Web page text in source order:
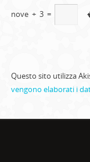
nove + 3 =
Questo sito utilizza
vengono elaborati i